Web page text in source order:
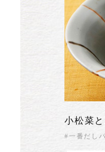
小松菜
#一番だし